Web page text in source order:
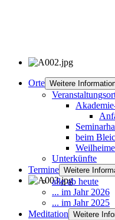
Orte Weitere
beim
Unterkünfte
Termine Weitere
alle ab heute
... im Jahr 2026
... im Jahr 2025
Meditation Weitere